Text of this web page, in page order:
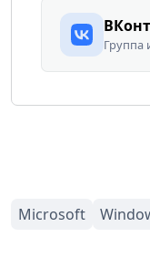
Группа